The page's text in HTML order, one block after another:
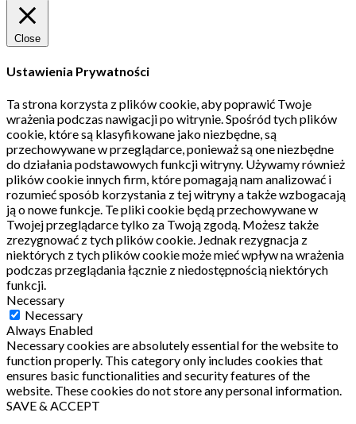
Close
Ustawienia Prywatności
Ta strona korzysta z plików cookie, aby poprawić Twoje
wrażenia podczas nawigacji po witrynie. Spośród tych plików
cookie, które są klasyfikowane jako niezbędne, są
przechowywane w przeglądarce, ponieważ są one niezbędne
do działania podstawowych funkcji witryny. Używamy również
plików cookie innych firm, które pomagają nam analizować i
rozumieć sposób korzystania z tej witryny a także wzbogacają
ją o nowe funkcje. Te pliki cookie będą przechowywane w
Twojej przeglądarce tylko za Twoją zgodą. Możesz także
zrezygnować z tych plików cookie. Jednak rezygnacja z
niektórych z tych plików cookie może mieć wpływ na wrażenia
podczas przeglądania łącznie z niedostępnością niektórych
funkcji.
Necessary
Necessary
Always Enabled
Necessary cookies are absolutely essential for the website to
function properly. This category only includes cookies that
ensures basic functionalities and security features of the
website. These cookies do not store any personal information.
SAVE & ACCEPT